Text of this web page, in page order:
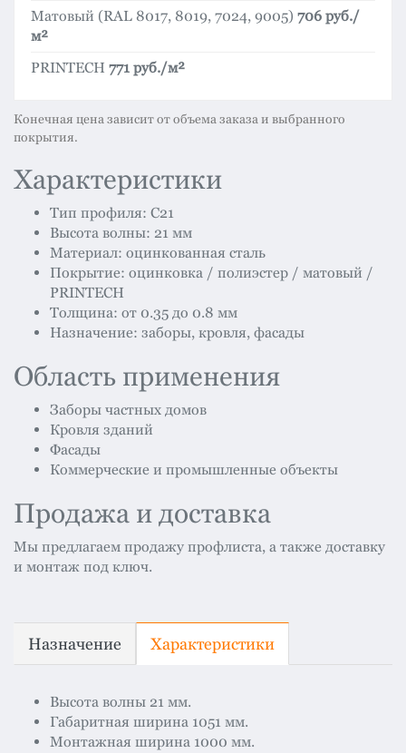
Матовый (RAL 8017, 8019, 7024, 9005) 706 руб./
м²
PRINTECH 771 руб./м²
Конечная цена зависит от объема заказа и выбранного
покрытия.
Характеристики
Тип профиля: С21
Высота волны: 21 мм
Материал: оцинкованная сталь
Покрытие: оцинковка / полиэстер / матовый /
PRINTECH
Толщина: от 0.35 до 0.8 мм
Назначение: заборы, кровля, фасады
Область применения
Заборы частных домов
Кровля зданий
Фасады
Коммерческие и промышленные объекты
Продажа и доставка
Мы предлагаем продажу профлиста, а также доставку
и монтаж под ключ.
Назначение Характеристики
Высота волны 21 мм.
Габаритная ширина 1051 мм.
Монтажная ширина 1000 мм.